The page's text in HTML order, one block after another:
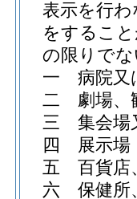
表示を行
をするこ
の限りで
一
病院又
二
劇場、
三
集会場
四
展示場
五
百貨店
六
保健所